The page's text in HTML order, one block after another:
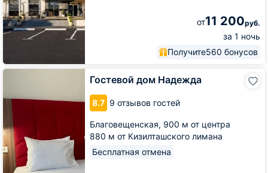
от11 200руб.
за 1 ночь
Получите560 бонусов
Гостевой дом Надежда
8.7 9 отзывов гостей
Благовещенская, 900 м от центра
880 м от Кизилташского лимана
Бесплатная отмена
Гостевой